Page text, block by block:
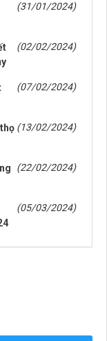
(31/01/2024)
(02/02/2024)
(07/02/2024)
(13/02/2024)
(22/02/2024)
(05/03/2024)